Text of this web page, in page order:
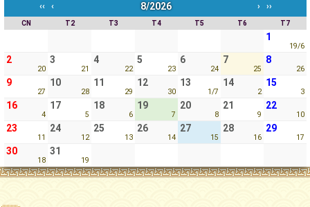
‹‹ ‹ 8/2026 › ››
CN T2 T3 T4 T5 T6 T7
1
19/6
2
20
3
21
4
22
5
23
6
24
7
25
8
26
9
27
10
28
11
29
12
30
13
1/7
14
2
15
3
16
4
17
5
18
6
19
7
20
8
21
9
22
10
23
11
24
12
25
13
26
14
27
15
28
16
29
17
30
18
31
19